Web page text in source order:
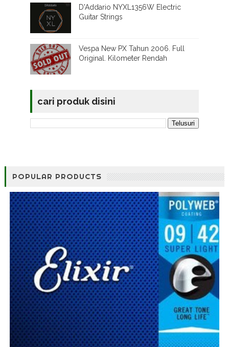
D'Addario NYXL1356W Electric
Guitar Strings
Vespa New PX Tahun 2006. Full
Original. Kilometer Rendah
cari produk disini
POPULAR PRODUCTS